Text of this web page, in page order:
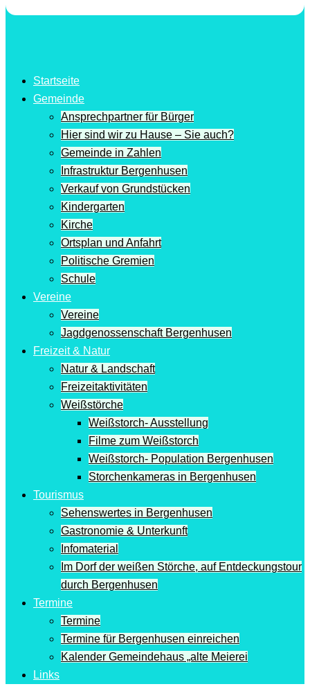
Startseite
Gemeinde
Ansprechpartner für Bürger
Hier sind wir zu Hause – Sie auch?
Gemeinde in Zahlen
Infrastruktur Bergenhusen
Verkauf von Grundstücken
Kindergarten
Kirche
Ortsplan und Anfahrt
Politische Gremien
Schule
Vereine
Vereine
Jagdgenossenschaft Bergenhusen
Freizeit & Natur
Natur & Landschaft
Freizeitaktivitäten
Weißstörche
Weißstorch- Ausstellung
Filme zum Weißstorch
Weißstorch- Population Bergenhusen
Storchenkameras in Bergenhusen
Tourismus
Sehenswertes in Bergenhusen
Gastronomie & Unterkunft
Infomaterial
Im Dorf der weißen Störche, auf Entdeckungstour
durch Bergenhusen
Termine
Termine
Termine für Bergenhusen einreichen
Kalender Gemeindehaus „alte Meierei
Links